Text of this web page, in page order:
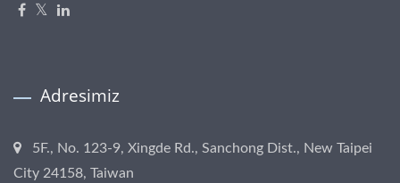
Adresimiz
5F., No. 123-9, Xingde Rd., Sanchong Dist., New Taipei
City 24158, Taiwan